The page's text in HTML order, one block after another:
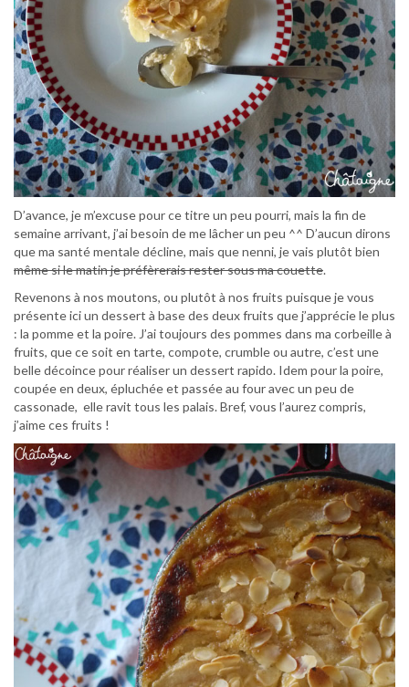
D’avance, je m’excuse pour ce titre un peu pourri, mais la fin de
semaine arrivant, j’ai besoin de me lâcher un peu ^^ D’aucun dirons
que ma santé mentale décline, mais que nenni, je vais plutôt bien
même si le matin je préfèrerais rester sous ma couette.
Revenons à nos moutons, ou plutôt à nos fruits puisque je vous
présente ici un dessert à base des deux fruits que j’apprécie le plus
: la pomme et la poire. J’ai toujours des pommes dans ma corbeille à
fruits, que ce soit en tarte, compote, crumble ou autre, c’est une
belle décoince pour réaliser un dessert rapido. Idem pour la poire,
coupée en deux, épluchée et passée au four avec un peu de
cassonade, elle ravit tous les palais. Bref, vous l’aurez compris,
j’aime ces fruits !